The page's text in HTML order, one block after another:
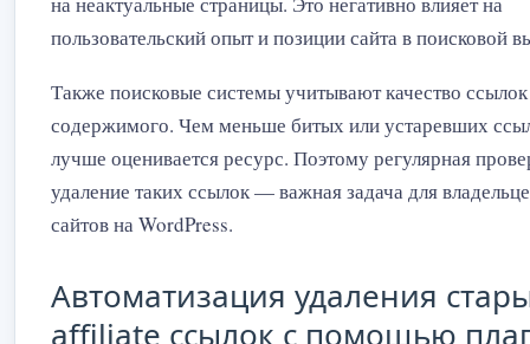
пользовательский опыт и позиции сайта в поисковой
Также поисковые системы учитывают качество
содержимого. Чем меньше битых или устаревших
лучше оценивается ресурс. Поэтому регулярная
удаление таких ссылок — важная задача для
сайтов на WordPress.
Автоматизация удаления
affiliate ссылок с помощью